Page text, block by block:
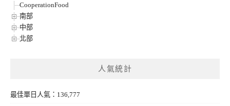
CooperationFood
南部
中部
北部
人氣統計
最佳單日人氣：136,777